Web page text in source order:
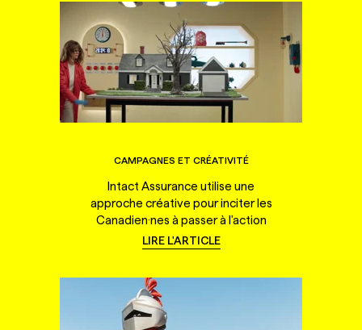
CAMPAGNES ET CRÉATIVITÉ
Intact Assurance utilise une
approche créative pour inciter les
Canadien·nes à passer à l'action
LIRE L'ARTICLE